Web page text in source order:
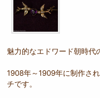
魅力的なエドワード朝時代
1908年～1909年に制作さ
チです。